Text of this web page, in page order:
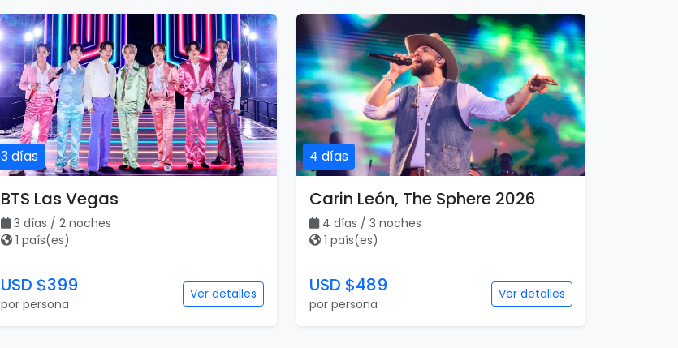
3 días
BTS Las Vegas
3 días / 2 noches
1 país(es)
USD $399
por persona
Ver detalles
4 días
Carin León, The Sphere 2026
4 días / 3 noches
1 país(es)
USD $489
por persona
Ver detalles